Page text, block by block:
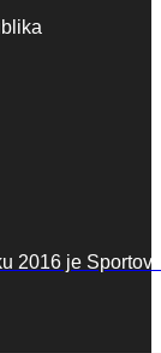
2016 je